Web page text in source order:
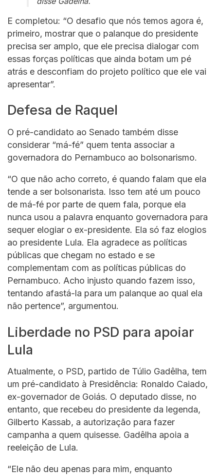
E completou: “O desafio que nós temos agora é,
primeiro, mostrar que o palanque do presidente
precisa ser amplo, que ele precisa dialogar com
essas forças políticas que ainda botam um pé
atrás e desconfiam do projeto político que ele vai
apresentar”.
Defesa de Raquel
O pré-candidato ao Senado também disse
considerar “má-fé” quem tenta associar a
governadora do Pernambuco ao bolsonarismo.
“O que não acho correto, é quando falam que ela
tende a ser bolsonarista. Isso tem até um pouco
de má-fé por parte de quem fala, porque ela
nunca usou a palavra enquanto governadora para
sequer elogiar o ex-presidente. Ela só faz elogios
ao presidente Lula. Ela agradece as políticas
públicas que chegam no estado e se
complementam com as políticas públicas do
Pernambuco. Acho injusto quando fazem isso,
tentando afastá-la para um palanque ao qual ela
não pertence”, argumentou.
Liberdade no PSD para apoiar
Lula
Atualmente, o PSD, partido de Túlio Gadêlha, tem
um pré-candidato à Presidência: Ronaldo Caiado,
ex-governador de Goiás. O deputado disse, no
entanto, que recebeu do presidente da legenda,
Gilberto Kassab, a autorização para fazer
campanha a quem quisesse. Gadêlha apoia a
reeleição de Lula.
“Ele não deu apenas para mim, enquanto